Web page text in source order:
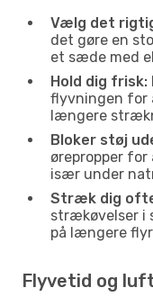
Vælg det
det gøre en
et sæde med
Hold dig frisk:
flyvningen for
længere
Bloker støj
ørepropper
især under
Stræk dig
strækøvelser i
på længere
Flyvetid og